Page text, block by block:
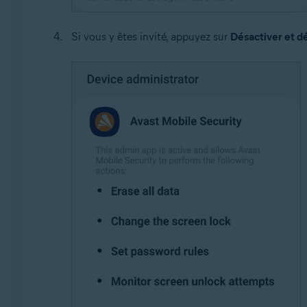
Si vous y êtes invité, appuyez sur Désactiver et